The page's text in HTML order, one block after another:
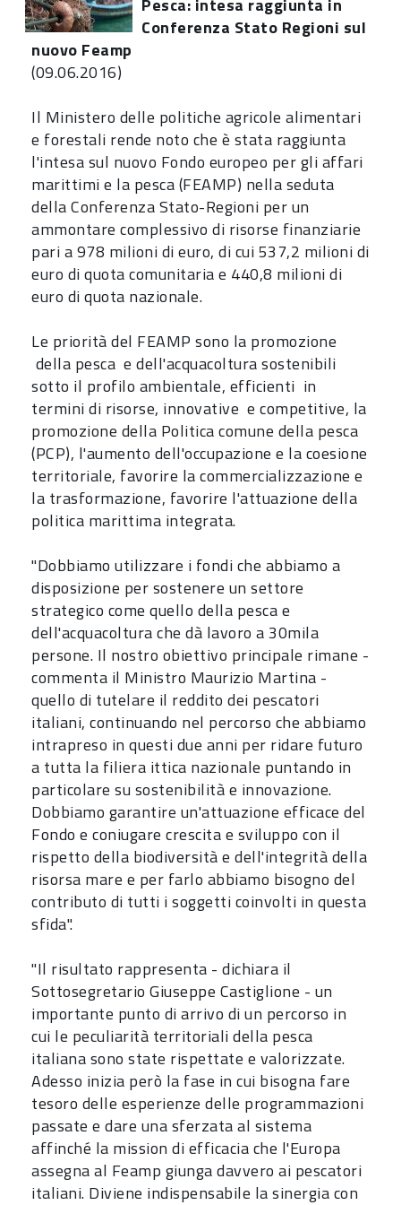
Pesca: intesa raggiunta in
Conferenza Stato Regioni sul
nuovo Feamp
(09.06.2016)
Il Ministero delle politiche agricole alimentari
e forestali rende noto che è stata raggiunta
l'intesa sul nuovo Fondo europeo per gli affari
marittimi e la pesca (FEAMP) nella seduta
della Conferenza Stato-Regioni per un
ammontare complessivo di risorse finanziarie
pari a 978 milioni di euro, di cui 537,2 milioni di
euro di quota comunitaria e 440,8 milioni di
euro di quota nazionale.
Le priorità del FEAMP sono la promozione
della pesca e dell'acquacoltura sostenibili
sotto il profilo ambientale, efficienti in
termini di risorse, innovative e competitive, la
promozione della Politica comune della pesca
(PCP), l'aumento dell'occupazione e la coesione
territoriale, favorire la commercializzazione e
la trasformazione, favorire l'attuazione della
politica marittima integrata.
"Dobbiamo utilizzare i fondi che abbiamo a
disposizione per sostenere un settore
strategico come quello della pesca e
dell'acquacoltura che dà lavoro a 30mila
persone. Il nostro obiettivo principale rimane -
commenta il Ministro Maurizio Martina -
quello di tutelare il reddito dei pescatori
italiani, continuando nel percorso che abbiamo
intrapreso in questi due anni per ridare futuro
a tutta la filiera ittica nazionale puntando in
particolare su sostenibilità e innovazione.
Dobbiamo garantire un'attuazione efficace del
Fondo e coniugare crescita e sviluppo con il
rispetto della biodiversità e dell'integrità della
risorsa mare e per farlo abbiamo bisogno del
contributo di tutti i soggetti coinvolti in questa
sfida".
"Il risultato rappresenta - dichiara il
Sottosegretario Giuseppe Castiglione - un
importante punto di arrivo di un percorso in
cui le peculiarità territoriali della pesca
italiana sono state rispettate e valorizzate.
Adesso inizia però la fase in cui bisogna fare
tesoro delle esperienze delle programmazioni
passate e dare una sferzata al sistema
affinché la mission di efficacia che l'Europa
assegna al Feamp giunga davvero ai pescatori
italiani. Diviene indispensabile la sinergia con